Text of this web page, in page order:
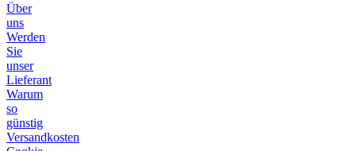
Über
uns
Werden
Sie
unser
Lieferant
Warum
so
günstig
Versandkosten